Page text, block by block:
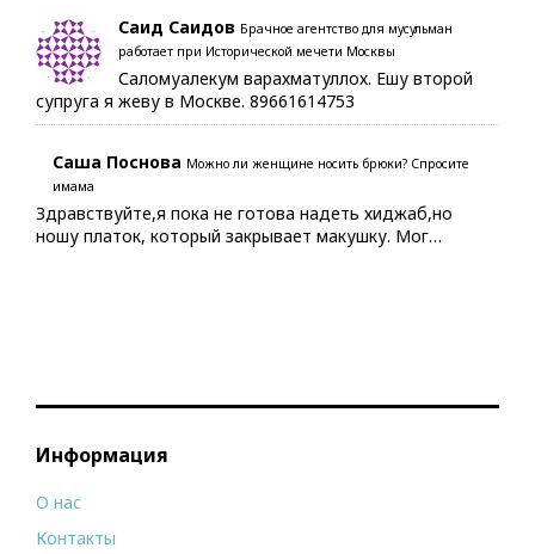
Саид Саидов Брачное агентство для мусульман
работает при Исторической мечети Москвы
Саломуалекум варахматуллох. Ешу второй
супруга я жеву в Москве. 89661614753
Саша Поснова Можно ли женщине носить брюки? Спросите
имама
Здравствуйте,я пока не готова надеть хиджаб,но
ношу платок, который закрывает макушку. Мог…
Информация
О нас
Контакты